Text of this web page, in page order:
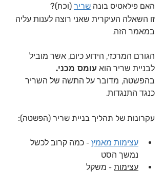
האם פילאטיס בונה שריר (וכח)?
זו השאלה העיקרית שאני רוצה לענות עליה
במאמר הזה.
הגורם המרכזי, הידוע כיום, אשר מוביל
לבניית שריר הוא עומס מכני.
בהפשטה, מדובר על התשה של השריר
כנגד התנגדות.
עקרונות של תהליך בניית שריר (הפשטה):
עצימות מאמץ - כמה קרוב לכשל
נמשך הסט
עצימות - משקל